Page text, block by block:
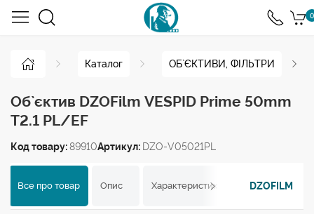
0
Каталог ОБ`ЄКТИВИ, ФІЛЬТРИ
Об`єктив DZOFilm VESPID Prime 50mm
T2.1 PL/EF
Код товару:89910Артикул: DZO-V05021PL
Все про товар Опис Характеристики Відгуки
DZOFILM